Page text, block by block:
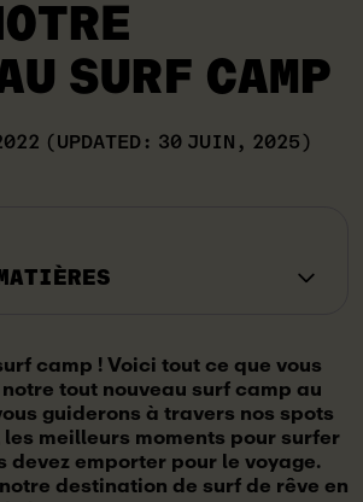
SURF CAMP
(UPDATED: 30 JUIN, 2025)
camp ! Voici tout ce que vous
tout nouveau surf camp au
guiderons à travers nos spots
meilleurs moments pour surfer
devez emporter pour le voyage.
destination de surf de rêve en